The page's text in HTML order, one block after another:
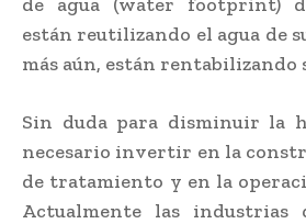
están reutilizando el agua de
más aún, están rentabilizando
Sin duda para disminuir la
necesario invertir en la
de tratamiento y en la
Actualmente las industrias